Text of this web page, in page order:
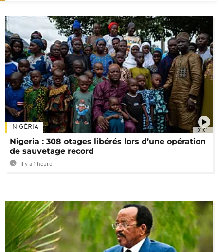
01:01
NIGÉRIA
Nigeria : 308 otages libérés lors d’une opération
de sauvetage record
Il y a 1 heure